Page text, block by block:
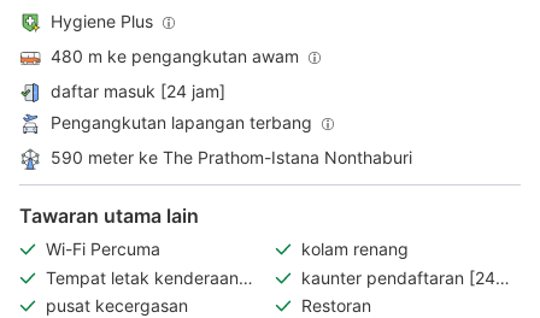
Hygiene Plus
480 m ke pengangkutan awam
daftar masuk [24 jam]
Pengangkutan lapangan terbang
590 meter ke The Prathom-Istana Nonthaburi
Tawaran utama lain
Wi-Fi Percuma
kolam renang
Tempat letak kenderaan
percuma
kaunter pendaftaran [24
jam]
pusat kecergasan
Restoran